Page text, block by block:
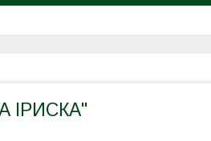
ІРИСКА"